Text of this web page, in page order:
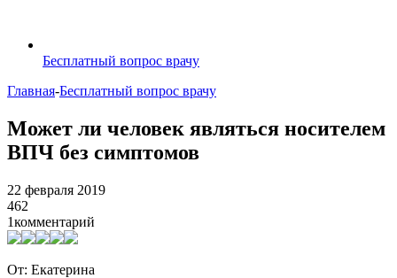
Бесплатный вопрос врачу
Главная-Бесплатный вопрос врачу
Может ли человек являться носителем
ВПЧ без симптомов
22 февраля 2019
462
1комментарий
От: Екатерина